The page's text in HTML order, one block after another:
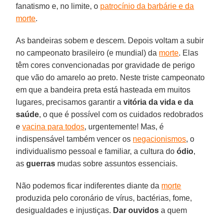
fanatismo e, no limite, o patrocínio da barbárie e da
morte.
As bandeiras sobem e descem. Depois voltam a subir
no campeonato brasileiro (e mundial) da morte. Elas
têm cores convencionadas por gravidade de perigo
que vão do amarelo ao preto. Neste triste campeonato
em que a bandeira preta está hasteada em muitos
lugares, precisamos garantir avitória da vida e da
saúde, o que é possível com os cuidados redobrados
evacina para todos, urgentemente! Mas, é
indispensável também vencer os negacionismos, o
individualismo pessoal e familiar, a cultura doódio,
asguerras mudas sobre assuntos essenciais.
Não podemos ficar indiferentes diante da morte
produzida pelo coronário de vírus, bactérias, fome,
desigualdades e injustiças. Dar ouvidos a quem